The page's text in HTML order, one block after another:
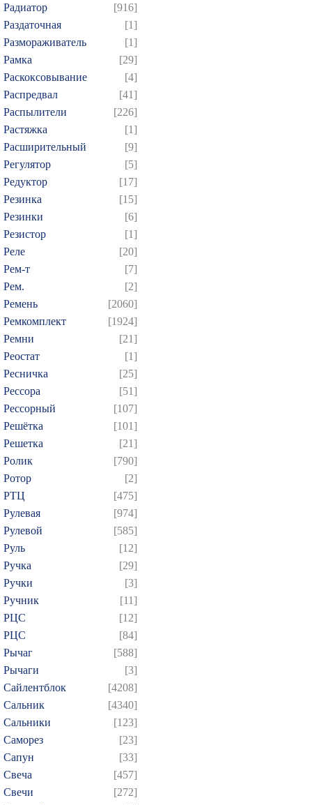
Радиатор
[916]
Раздаточная
[1]
Размораживатель
[1]
Рамка
[29]
Раскоксовывание
[4]
Распредвал
[41]
Распылители
[226]
Растяжка
[1]
Расширительный
[9]
Регулятор
[5]
Редуктор
[17]
Резинка
[15]
Резинки
[6]
Резистор
[1]
Реле
[20]
Рем-т
[7]
Рем.
[2]
Ремень
[2060]
Ремкомплект
[1924]
Ремни
[21]
Реостат
[1]
Ресничка
[25]
Рессора
[51]
Рессорный
[107]
Решётка
[101]
Решетка
[21]
Ролик
[790]
Ротор
[2]
РТЦ
[475]
Рулевая
[974]
Рулевой
[585]
Руль
[12]
Ручка
[29]
Ручки
[3]
Ручник
[11]
РЦC
[12]
РЦС
[84]
Рычаг
[588]
Рычаги
[3]
Сайлентблок
[4208]
Сальник
[4340]
Сальники
[123]
Саморез
[23]
Сапун
[33]
Свеча
[457]
Свечи
[272]